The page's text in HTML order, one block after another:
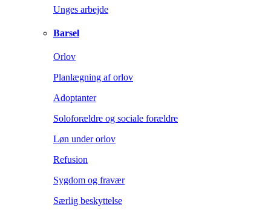
Unges arbejde
Barsel
Orlov
Planlægning af orlov
Adoptanter
Soloforældre og sociale forældre
Løn under orlov
Refusion
Sygdom og fravær
Særlig beskyttelse